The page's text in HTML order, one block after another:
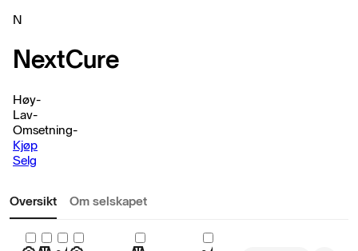
N
NextCure
Høy-
Lav-
Omsetning-
Kjøp
Selg
Oversikt Om selskapet